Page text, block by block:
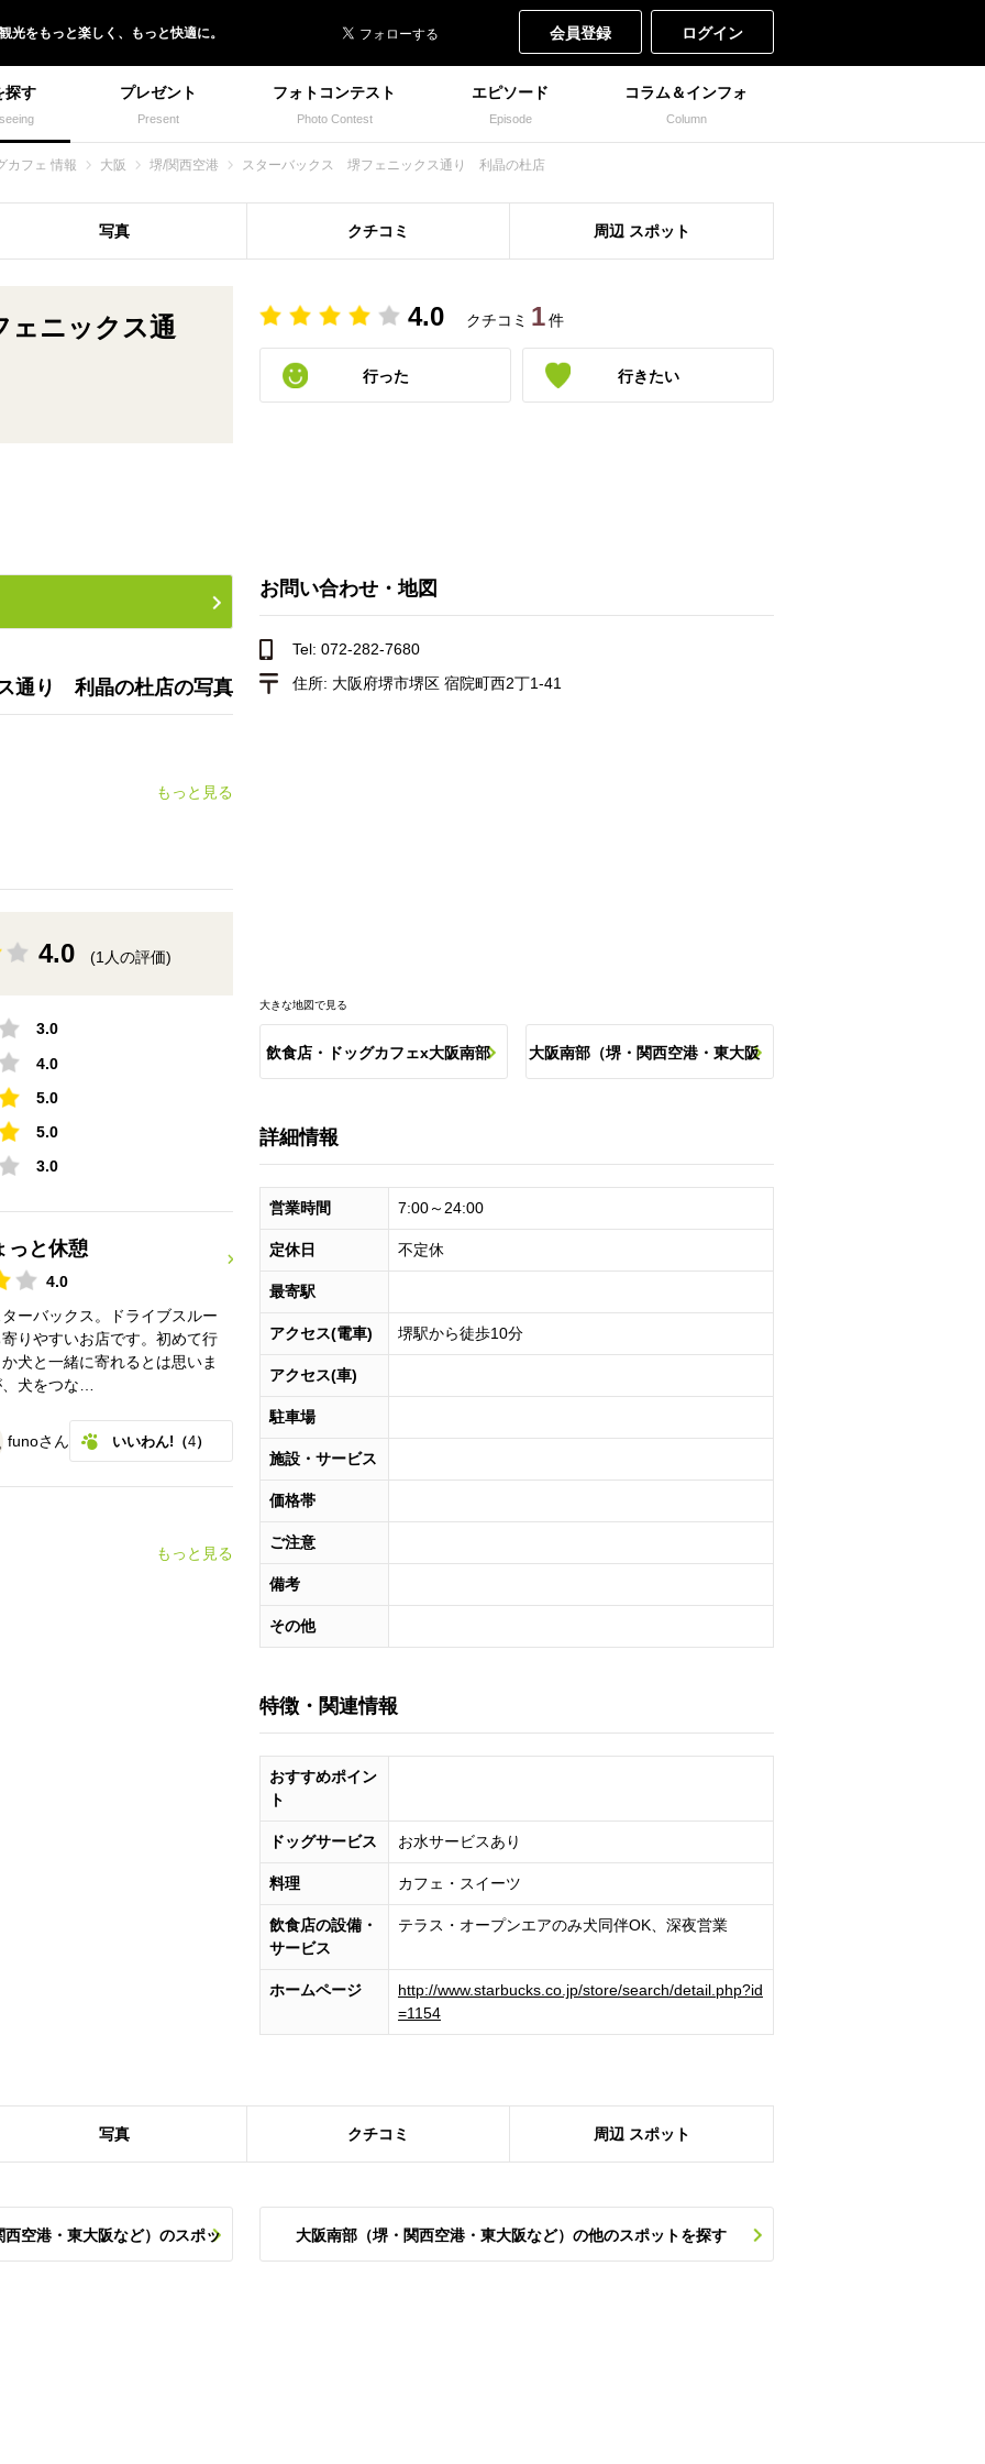
光をもっと楽しく、 もっと快適に。 会員登録 ログイン
探す プレゼント
Present
フォトコンテスト
Photo Contest
エピソード
Episode
コラム＆インフォ
Column
カフェ 情報 大阪 堺/関西空港 スターバックス 堺フェニックス通り 利晶の杜店
写真 クチコミ 周辺 スポット
ニックス通
4.0 クチコミ 1件
行った 行きたい
通り 利晶の杜店の写真
もっと見る
4.0 (1人の評価)
3.0
4.0
5.0
5.0
3.0
っと休憩
4.0
ーバックス。ドライブスルー
りやすいお店です。初めて行
犬と一緒に寄れるとは思いま
犬をつな…
いいわん!（4）
funoさん
もっと見る
お問い合わせ・地図
Tel: 072-282-7680
住所: 大阪府堺市堺区 宿院町西2丁1-41
大きな地図で見る
飲食店・ドッグカフェx大阪南部
スポット一覧
大阪南部（堺・関西空港・東大阪
詳細情報
営業時間 7:00～24:00
定休日 不定休
最寄駅
アクセス(電車) 堺駅から徒歩10分
アクセス(車)
駐車場
施設・サービス
価格帯
ご注意
備考
その他
特徴・関連情報
おすすめポイン
ト
ドッグサービス お水サービスあり
料理 カフェ・スイーツ
飲食店の設備・
サービス
テラス・オープンエアのみ犬同伴OK、深夜営業
ホームページ
http://www.starbucks.co.jp/store/search/detail.php?id
=1154
写真 クチコミ 周辺 スポット
空港・東大阪など）のスポッ 大阪南部（堺・関西空港・東大阪など）の他のスポットを探す